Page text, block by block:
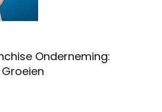
Onderneming: